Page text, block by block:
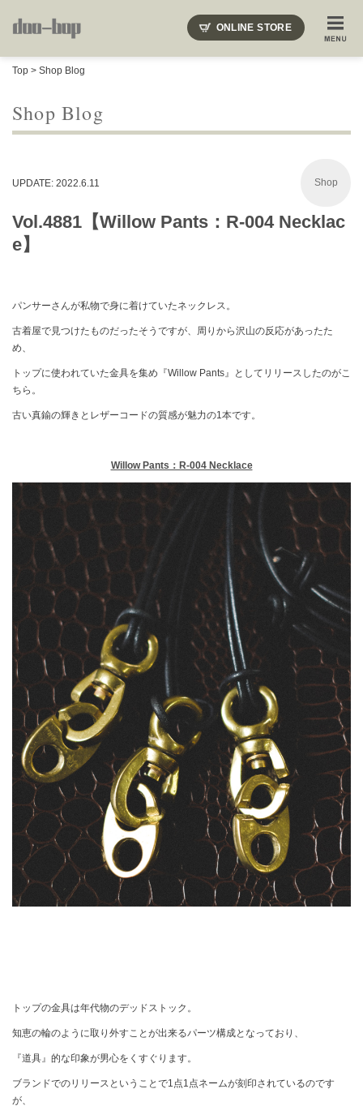
ONLINE STORE
Top > Shop Blog
Shop Blog
UPDATE: 2022.6.11 Shop
Vol.4881【Willow Pants：R-004 Necklac
e】
パンサーさんが私物で身に着けていたネックレス。
古着屋で見つけたものだったそうですが、周りから沢山の反応があったた
め、
トップに使われていた金具を集め『Willow Pants』としてリリースしたのがこ
ちら。
古い真鍮の輝きとレザーコードの質感が魅力の1本です。
Willow Pants：R-004 Necklace
トップの金具は年代物のデッドストック。
知恵の輪のように取り外すことが出来るパーツ構成となっており、
『道具』的な印象が男心をくすぐります。
ブランドでのリリースということで1点1点ネームが刻印されているのです
が、